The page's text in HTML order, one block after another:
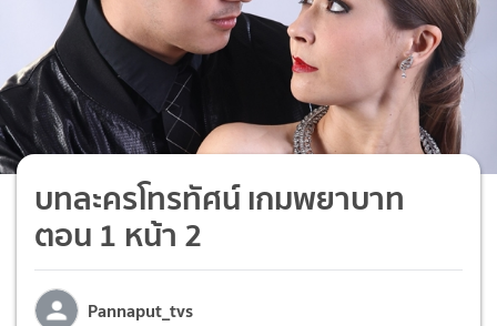
บทละครโทรทัศน์ เกมพยาบาท
ตอน 1 หน้า 2
Pannaput_tvs